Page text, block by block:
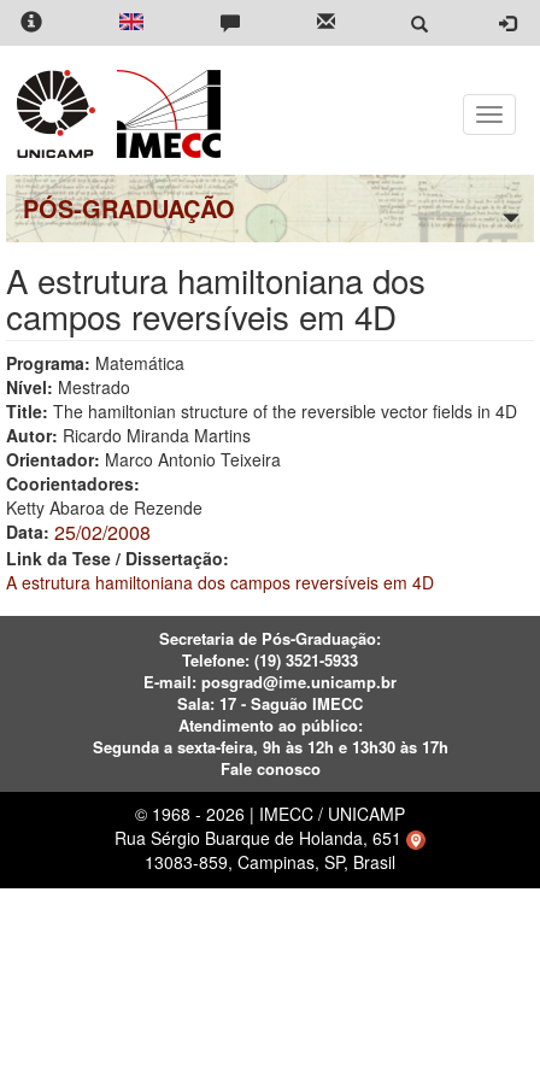
Pular
para
conteúdo
principal
Toggle
PÓS-GRADUAÇÃO
A estrutura hamiltoniana dos
campos reversíveis em 4D
Programa: Matemática
Nível: Mestrado
Title: The hamiltonian structure of the reversible vector fields in 4D
Autor: Ricardo Miranda Martins
Orientador: Marco Antonio Teixeira
Coorientadores:
Ketty Abaroa de Rezende
Data: 25/02/2008
Link da Tese / Dissertação:
A estrutura hamiltoniana dos campos reversíveis em 4D
Secretaria de Pós-Graduação:
Telefone: (19) 3521-5933
E-mail: posgrad@ime.unicamp.br
Sala: 17 - Saguão IMECC
Atendimento ao público:
Segunda a sexta-feira, 9h às 12h e 13h30 às 17h
Fale conosco
© 1968 - 2026 | IMECC / UNICAMP
Rua Sérgio Buarque de Holanda, 651
13083-859, Campinas, SP, Brasil